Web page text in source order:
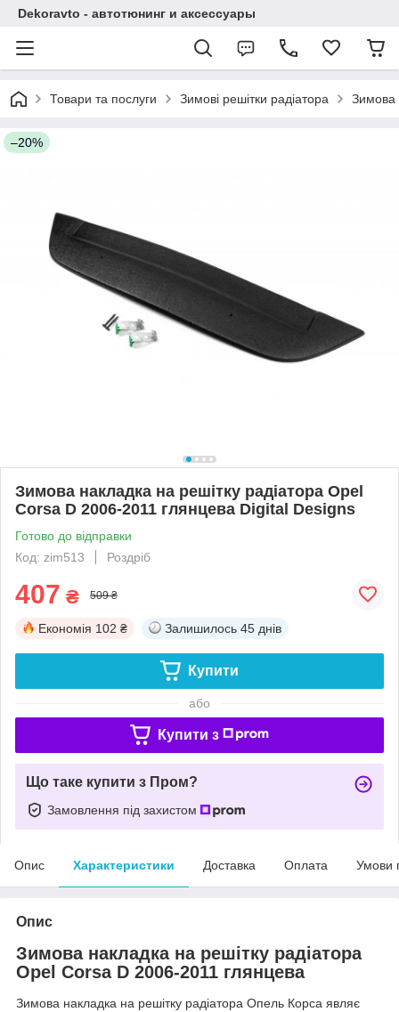
Dekoravto - автотюнинг и аксессуары
Товари та послуги Зимові решітки радіатора Зимова
–20%
Зимова накладка на решітку радіатора Opel
Corsa D 2006-2011 глянцева Digital Designs
Готово до відправки
Код: zim513
Роздріб
407 ₴ 509 ₴
Економія 102 ₴ Залишилось 45 днів
Купити
або
Купити з
Що таке купити з Пром?
Замовлення під захистом
Опис Характеристики Доставка Оплата Умови
Опис
Зимова накладка на решітку радіатора
Opel Corsa D 2006-2011 глянцева
Зимова накладка на решітку радіатора Опель Корса являє